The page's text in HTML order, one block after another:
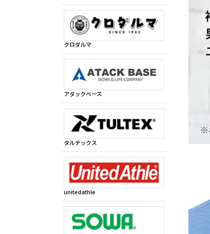
クロダルマ
アタックベース
タルテックス
unitedathle